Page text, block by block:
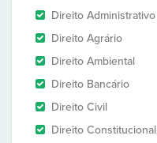
Direito Administrativo
Direito Agrário
Direito Ambiental
Direito Bancário
Direito Civil
Direito Constitucional